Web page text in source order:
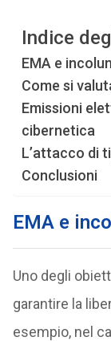
Indice
EMA e
Come si
Emissioni
cibernetica
L’attacco di
Conclusioni
EMA e
Uno degli
garantire la
esempio, nel